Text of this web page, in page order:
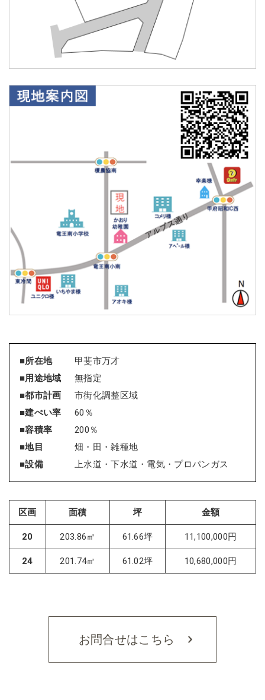
■所在地
甲斐市万才
■用途地域
無指定
■都市計画
市街化調整区域
■建ぺい率
60％
■容積率
200％
■地目
畑・田・雑種地
■設備
上水道・下水道・電気・プロパンガス
区画 面積 坪 金額
20 203.86㎡ 61.66坪 11,100,000円
24 201.74㎡ 61.02坪 10,680,000円
お問合せはこちら